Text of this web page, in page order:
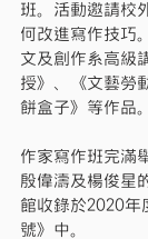
班。活動邀請校
何改進寫作技巧
文及創作系高級
授》、《文藝勞
餅盒子》等作品。
作家寫作班完滿
殷偉濤及楊俊星
館收錄於2020年
號》中。